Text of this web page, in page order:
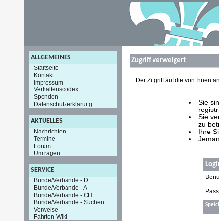
ALLGEMEINES
Startseite
Kontakt
Impressum
Verhaltenscodex
Spenden
Datenschutzerklärung
AKTUELLES
Nachrichten
Termine
Forum
Umfragen
SERVICE
Bünde/Verbände - D
Bünde/Verbände - A
Bünde/Verbände - CH
Bünde/Verbände - Suchen
Verweise
Fahrten-Wiki
Zugriff verweigert
Der Zugriff auf die von Ihnen
Sie
Sie
zu
Ihre